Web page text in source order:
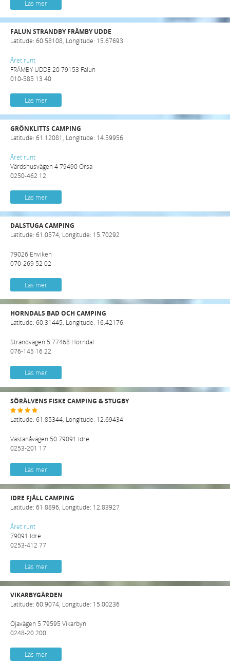
Läs mer
FALUN STRANDBY FRÄMBY UDDE
Latitude: 60.58108, Longitude: 15.67693
Året runt
FRÄMBY UDDE 20 79153 Falun
010-585 13 40
Läs mer
GRÖNKLITTS CAMPING
Latitude: 61.12081, Longitude: 14.59956
Året runt
Värdshusvägen 4 79490 Orsa
0250-462 12
Läs mer
DALSTUGA CAMPING
Latitude: 61.0574, Longitude: 15.70292
79026 Enviken
070-269 52 02
Läs mer
HORNDALS BAD OCH CAMPING
Latitude: 60.31445, Longitude: 16.42176
Strandvägen 5 77468 Horndal
076-145 16 22
Läs mer
SÖRÄLVENS FISKE CAMPING & STUGBY
Latitude: 61.85344, Longitude: 12.69434
Västanåvägen 50 79091 Idre
0253-201 17
Läs mer
IDRE FJÄLL CAMPING
Latitude: 61.8896, Longitude: 12.83927
Året runt
79091 Idre
0253-412 77
Läs mer
VIKARBYGÅRDEN
Latitude: 60.9074, Longitude: 15.00236
Öjavägen 5 79595 Vikarbyn
0248-20 200
Läs mer